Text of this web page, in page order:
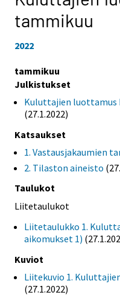
tammikuu
2022
tammikuu
Julkistukset
Kuluttajien luottamus
(27.1.2022)
Katsaukset
1. Vastausjakaumien
2. Tilaston aineisto
Taulukot
Liitetaulukot
Liitetaulukko 1.
aikomukset 1)
Kuviot
Liitekuvio 1.
(27.1.2022)